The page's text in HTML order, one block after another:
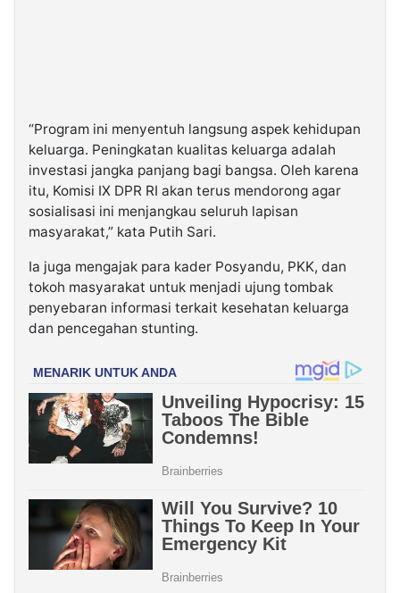
“Program ini menyentuh langsung aspek kehidupan
keluarga. Peningkatan kualitas keluarga adalah
investasi jangka panjang bagi bangsa. Oleh karena
itu, Komisi IX DPR RI akan terus mendorong agar
sosialisasi ini menjangkau seluruh lapisan
masyarakat,” kata Putih Sari.
Ia juga mengajak para kader Posyandu, PKK, dan
tokoh masyarakat untuk menjadi ujung tombak
penyebaran informasi terkait kesehatan keluarga
dan pencegahan stunting.